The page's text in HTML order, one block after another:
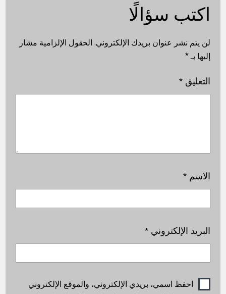
اكتب سؤالًا
لن يتم نشر عنوان بريدك الإلكتروني. الحقول الإلزامية مشار
إليها بـ*
التعليق*
الاسم*
البريد الإلكتروني*
احفظ اسمي، بريدي الإلكتروني، والموقع الإلكتروني